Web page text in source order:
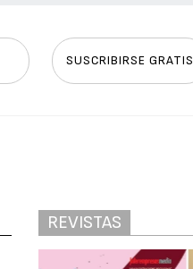
SUSCRIBIRSE GRATIS
REVISTAS